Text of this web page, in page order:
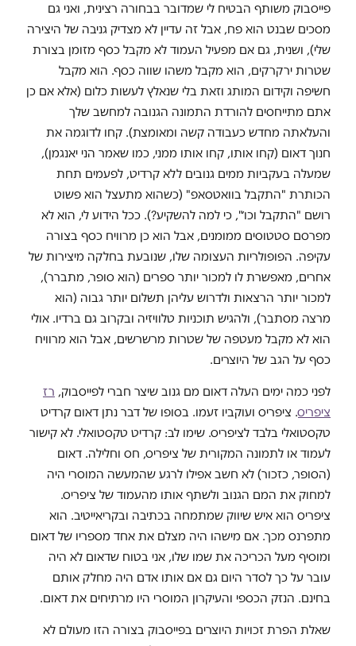
פייסבוק משותף הבטיח לי שמדובר בבחורה רצינית, ואני גם
מסכים שבנט הוא פח, אבל זה עדיין לא מצדיק גניבה של היצירה
שלי), ושנית, גם אם מפעיל העמוד לא מקבל כסף מזומן בצורת
שטרות ירקרקים, הוא מקבל משהו שווה כסף. הוא מקבל
חשיפה וקידום המותג וזאת בלי שנאלץ לעשות כלום (אלא אם כן
אתם מתייחסים להורדת התמונה הגנובה למחשב שלך
והעלאתה מחדש כעבודה קשה ומאומצת). קחו לדוגמה את
חנוך דאום (קחו אותו, קחו אותו ממני, כמו שאמר הני יאנגמן),
שמעלה בעקביות ממים גנובים ללא קרדיט, לפעמים תחת
הכותרת "התקבל בוואטסאפ" (כשהוא מתעצל הוא פשוט
רושם "התקבל וכו׳", כי למה להשקיע?). ככל הידוע לי, הוא לא
מפרסם סטטוסים ממומנים, אבל הוא כן מרוויח כסף בצורה
עקיפה. הפופולריות העצומה שלו, שנובעת בחלקה מיצירות של
אחרים, מאפשרת לו למכור יותר ספרים (הוא סופר, מתברר),
למכור יותר הרצאות ולדרוש עליהן תשלום יותר גבוה (הוא
מרצה מסתבר), ולהגיש תוכניות טלוויזיה ובקרוב גם ברדיו. אולי
הוא לא מקבל מעטפה של שטרות מרשרשים, אבל הוא מרוויח
כסף על הגב של היוצרים.
לפני כמה ימים העלה דאום מם גנוב שיצר חברי לפייסבוק, רז
ציפריס. ציפריס ועוקביו זעמו. בסופו של דבר נתן דאום קרדיט
טקסטואלי בלבד לציפריס. שימו לב: קרדיט טקסטואלי. לא קישור
לעמוד או לתמונה המקורית של ציפריס, חס וחלילה. דאום
(הסופר, כזכור) לא חשב אפילו לרגע שהמעשה המוסרי היה
למחוק את המם הגנוב ולשתף אותו מהעמוד של ציפריס.
ציפריס הוא איש שיווק שמתמחה בכתיבה ובקריאייטיב. הוא
מתפרנס מכך. אם מישהו היה מצלם את אחד מספריו של דאום
ומוסיף מעל הכריכה את שמו שלו, אני בטוח שדאום לא היה
עובר על כך לסדר היום גם אם אותו אדם היה מחלק אותם
בחינם. הנזק הכספי והעיקרון המוסרי היו מרתיחים את דאום.
שאלת הפרת זכויות היוצרים בפייסבוק בצורה הזו מעולם לא